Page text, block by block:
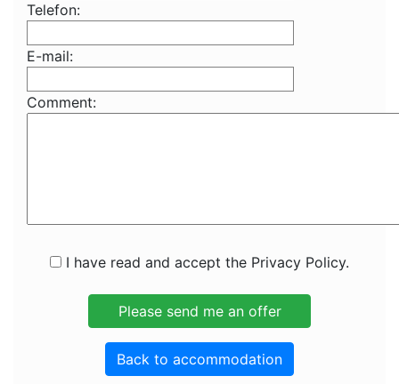
Telefon:
E-mail:
Comment:
I have read and accept the Privacy Policy.
Back to accommodation